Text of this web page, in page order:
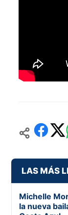
LAS MÁS
Michelle
la nueva